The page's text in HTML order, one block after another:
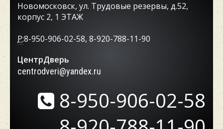
Новомосковск, ул. Трудовые резервы, д.52,
корпус 2, 1 ЭТАЖ
P:8-950-906-02-58, 8-920-788-11-90
ЦентрДверь
centrodveri@yandex.ru
8-950-906-02-58